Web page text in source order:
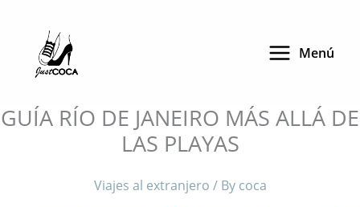
content
Menú
GUÍA RÍO DE JANEIRO MÁS ALLÁ DE
LAS PLAYAS
Viajes al extranjero / By coca